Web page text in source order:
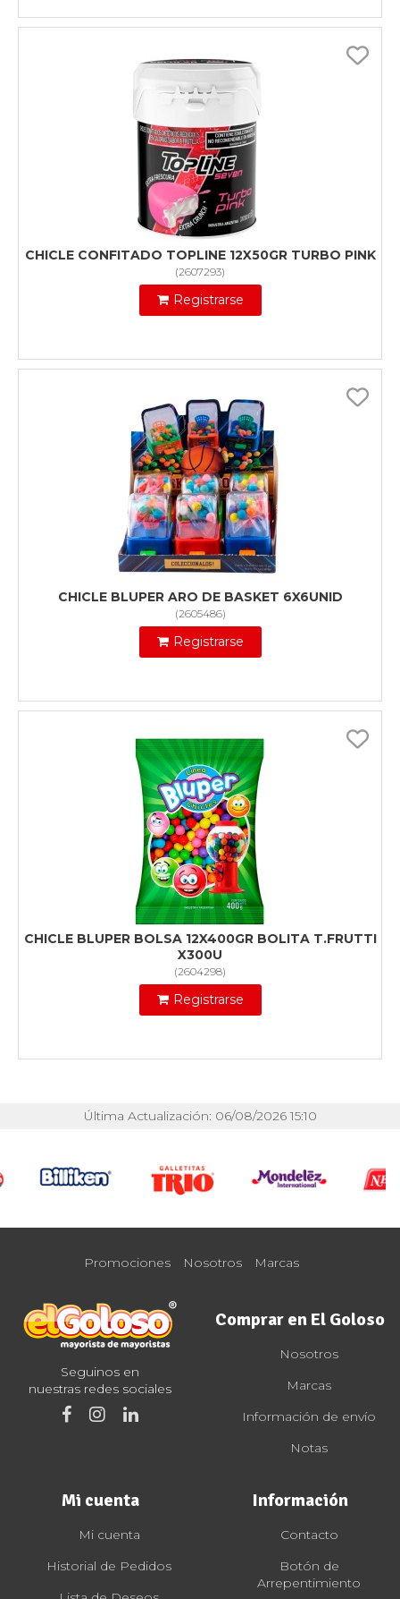
CHICLE CONFITADO TOPLINE 12X50GR TURBO PINK
(2607293)
Registrarse
CHICLE BLUPER ARO DE BASKET 6X6UNID
(2605486)
Registrarse
CHICLE BLUPER BOLSA 12X400GR BOLITA T.FRUTTI
X300U
(2604298)
Registrarse
Última Actualización: 06/08/2026 15:10
Promociones Nosotros Marcas
Seguinos en
nuestras redes sociales
Comprar en El Goloso
Nosotros
Marcas
Información de envío
Notas
Mi cuenta
Mi cuenta
Historial de Pedidos
Información
Contacto
Botón de
Arrepentimiento